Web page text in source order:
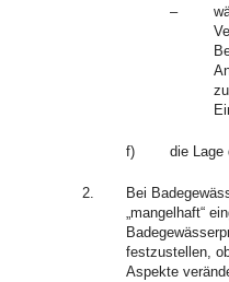
–
f) die Lage
2.
Bei
„mangelhaft“
festzustellen,
Aspekte